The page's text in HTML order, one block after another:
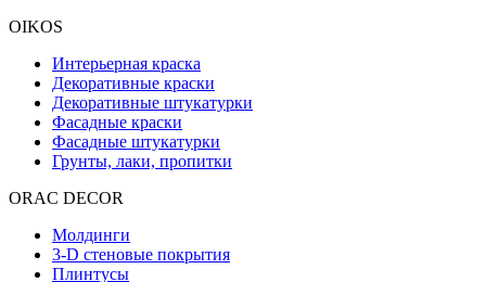
OIKOS
Интерьерная краска
Декоративные краски
Декоративные штукатурки
Фасадные краски
Фасадные штукатурки
Грунты, лаки, пропитки
ORAC DECOR
Молдинги
3-D стеновые покрытия
Плинтусы